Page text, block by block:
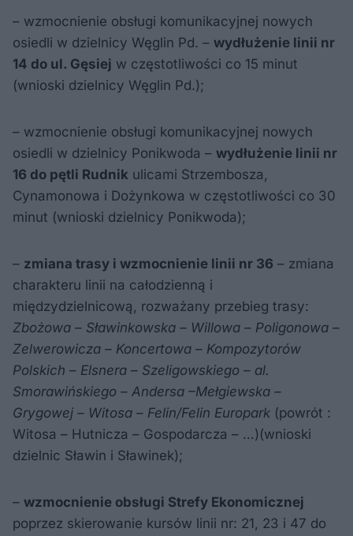
– wzmocnienie obsługi komunikacyjnej nowych
osiedli w dzielnicy Węglin Pd. – wydłużenie linii nr
14 do ul. Gęsiej w częstotliwości co 15 minut
(wnioski dzielnicy Węglin Pd.);
– wzmocnienie obsługi komunikacyjnej nowych
osiedli w dzielnicy Ponikwoda – wydłużenie linii nr
16 do pętli Rudnik ulicami Strzembosza,
Cynamonowa i Dożynkowa w częstotliwości co 30
minut (wnioski dzielnicy Ponikwoda);
– zmiana trasy i wzmocnienie linii nr 36 – zmiana
charakteru linii na całodzienną i
międzydzielnicową, rozważany przebieg trasy:
Zbożowa – Sławinkowska – Willowa – Poligonowa –
Zelwerowicza – Koncertowa – Kompozytorów
Polskich – Elsnera – Szeligowskiego – al.
Smorawińskiego – Andersa –Mełgiewska –
Grygowej – Witosa – Felin/Felin Europark (powrót :
Witosa – Hutnicza – Gospodarcza – …)(wnioski
dzielnic Sławin i Sławinek);
– wzmocnienie obsługi Strefy Ekonomicznej
poprzez skierowanie kursów linii nr: 21, 23 i 47 do